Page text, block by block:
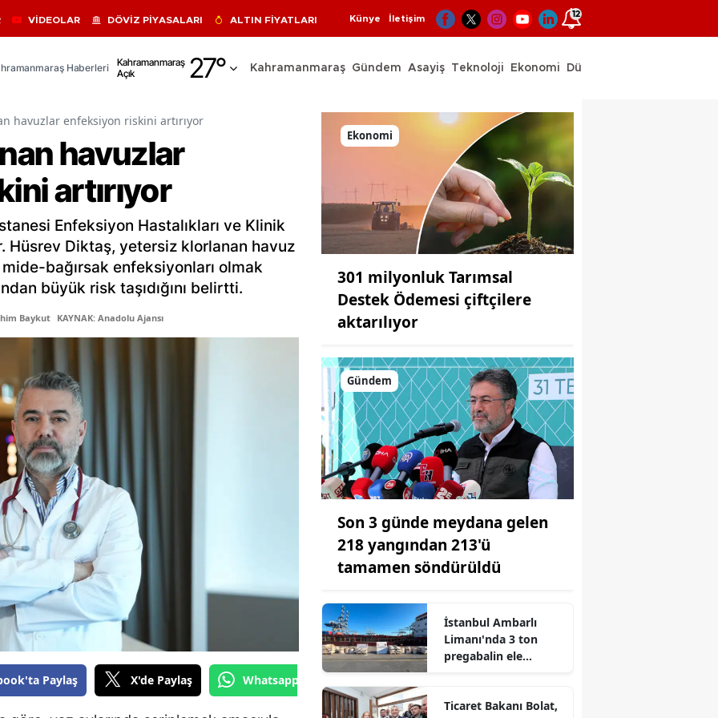
VİDEOLAR DÖVİZ PİYASALARI ALTIN FİYATLARI Künye İletişim 12
Haberleri
Kahramanmaraş
Açık
27°
Adıyaman
Afyonkarahisar
Ağrı
Ankara
Antalya
Artvin
Burdur
Bursa
Çanakkale
Çankırı
Çorum
Denizli
Kahramanmaraş Gündem Asayiş Teknoloji Ekonomi Dünya
havuzlar enfeksiyon riskini artırıyor
havuzlar
artırıyor
Enfeksiyon Hastalıkları ve Klinik
Hüsrev Diktaş, yetersiz klorlanan havuz
bağırsak enfeksiyonları olmak
büyük risk taşıdığını belirtti.
Baykut KAYNAK: Anadolu Ajansı
Paylaş X'de Paylaş Whatsapp'tan Gönder
Ekonomi
301 milyonluk Tarımsal
Destek Ödemesi çiftçilere
aktarılıyor
Gündem
Son 3 günde meydana gelen
218 yangından 213'ü
tamamen söndürüldü
İstanbul Ambarlı
Limanı'nda 3 ton
pregabalin ele
Ticaret Bakanı Bolat,